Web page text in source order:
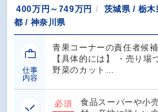
400万円～749万円
茨城県 / 栃
都 / 神奈川県
仕事
内容
青果コーナーの責任者候
【具体的には】 ・売り
野菜のカット…
必須
食品スーパーや小